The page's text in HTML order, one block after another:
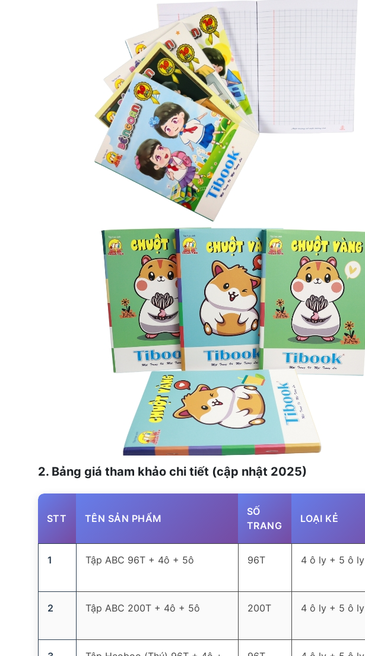
2. Bảng giá tham khảo chi tiết (cập nhật 2025)
STT TÊN SẢN PHẨM
SỐ
TRANG
LOẠI KẺ
1 Tập ABC 96T + 4ô + 5ô 96T 4 ô ly + 5 ô ly
2 Tập ABC 200T + 4ô + 5ô 200T 4 ô ly + 5 ô ly